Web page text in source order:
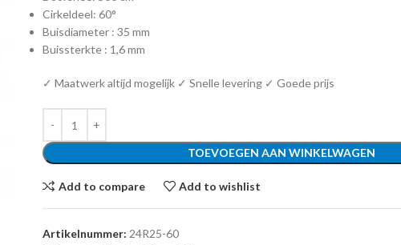
Cirkeldeel: 60°
Buisdiameter : 35 mm
Buissterkte : 1,6 mm
✓ Maatwerk altijd mogelijk ✓ Snelle levering ✓ Goede prijs
TOEVOEGEN AAN WINKELWAGEN
Add to compare Add to wishlist
Artikelnummer: 24R25-60